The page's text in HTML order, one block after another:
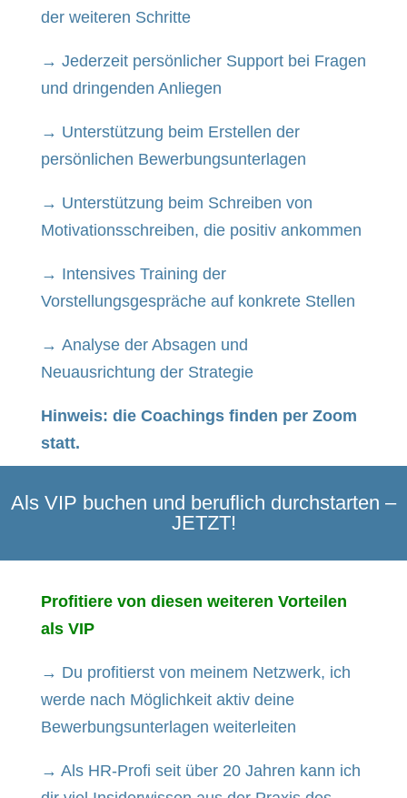
der weiteren Schritte
→ Jederzeit persönlicher Support bei Fragen
und dringenden Anliegen
→ Unterstützung beim Erstellen der
persönlichen Bewerbungsunterlagen
→ Unterstützung beim Schreiben von
Motivationsschreiben, die positiv ankommen
→ Intensives Training der
Vorstellungsgespräche auf konkrete Stellen
→ Analyse der Absagen und
Neuausrichtung der Strategie
Hinweis: die Coachings finden per Zoom
statt.
Als VIP buchen und beruflich durchstarten –
JETZT!
Profitiere von diesen weiteren Vorteilen
als VIP
→ Du profitierst von meinem Netzwerk, ich
werde nach Möglichkeit aktiv deine
Bewerbungsunterlagen weiterleiten
→ Als HR-Profi seit über 20 Jahren kann ich